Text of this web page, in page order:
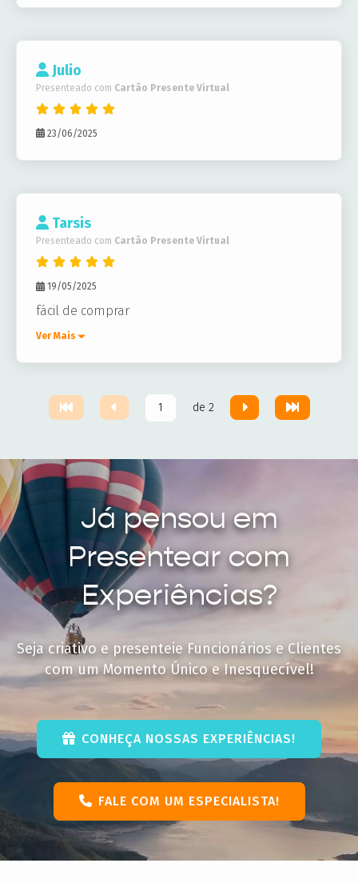
Julio
Presenteado com Cartão Presente Virtual
23/06/2025
Tarsis
Presenteado com Cartão Presente Virtual
19/05/2025
fácil de comprar
Ver Mais
de 2
Já pensou em
Presentear com
Experiências?
Seja criativo e presenteie Funcionários e Clientes
com um Momento Único e Inesquecível!
CONHEÇA NOSSAS EXPERIÊNCIAS!
FALE COM UM ESPECIALISTA!